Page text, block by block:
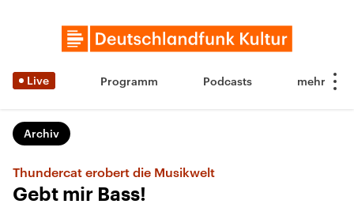
Live Programm Podcasts
Archiv
Thundercat erobert die Musikwelt
Gebt mir Bass!